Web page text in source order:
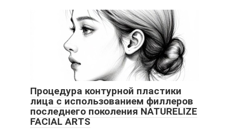
Процедура контурной пластики
лица с использованием филлеров
последнего поколения NATURELIZE
FACIAL ARTS